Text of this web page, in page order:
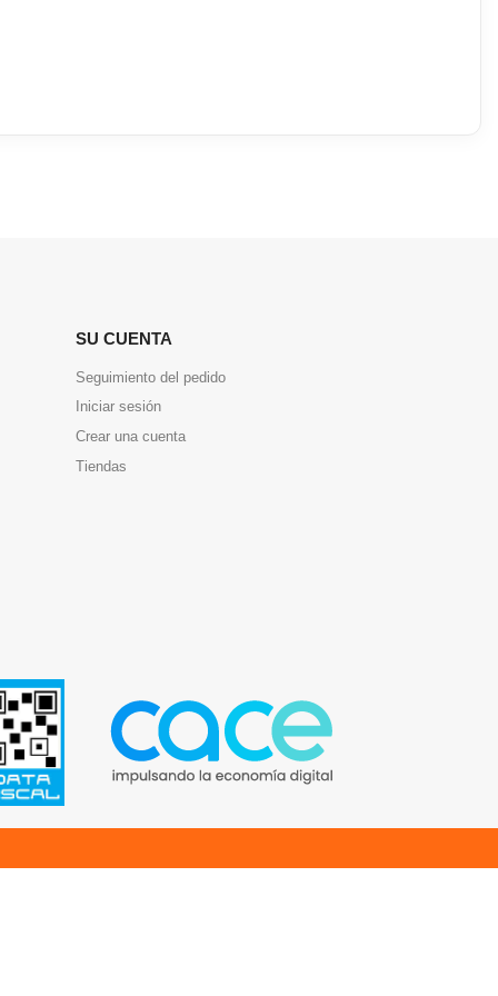
SU CUENTA
Seguimiento del pedido
Iniciar sesión
Crear una cuenta
Tiendas